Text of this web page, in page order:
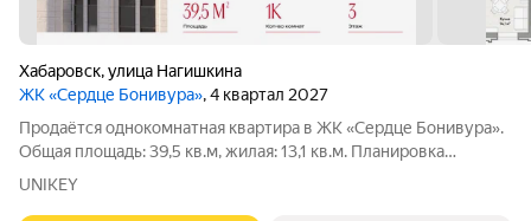
Хабаровск,улица Нагишкина
ЖК «Сердце Бонивура», 4 квартал 2027
Продаётся однокомнатная квартира в ЖК «Сердце Бонивура».
Общая площадь: 39,5 кв.м, жилая: 13,1 кв.м. Планировка
включает спальню 13,1 кв.м, кухню 14,1 кв.м, прихожую 4,4 кв.м
UNIKEY